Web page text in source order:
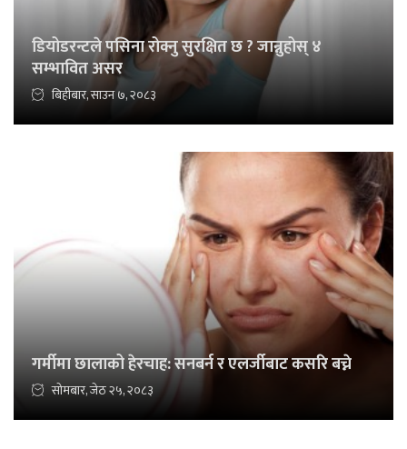
डियोडरन्टले पसिना रोक्नु सुरक्षित छ ? जान्नुहोस् ४
सम्भावित असर
बिहीबार, साउन ७, २०८३
गर्मीमा छालाको हेरचाह: सनबर्न र एलर्जीबाट कसरि बच्ने
सोमबार, जेठ २५, २०८३